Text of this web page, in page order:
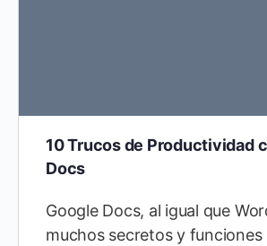
10 Trucos de Productividad
Docs
Google Docs, al igual que
muchos secretos y funciones